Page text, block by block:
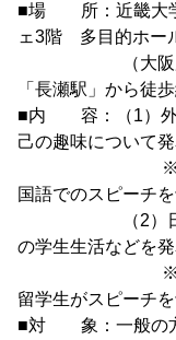
■場 所：近畿大学
ェ3階 多目的ホー
（大阪府東大
「長瀬駅」から徒歩
■内 容：（1）外
己の趣味について
※ドイツ語
国語でのスピーチ
（2）日本語
の学生生活などを
※中国、カ
留学生がスピーチ
■対 象：一般の方